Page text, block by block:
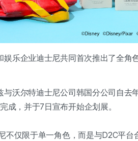
乐企业迪士尼共同首次推出了全角
与沃尔特迪士尼公司韩国分公司自去
成，并于7日宣布开始企划展。
不仅限于单一角色，而是与D2C平